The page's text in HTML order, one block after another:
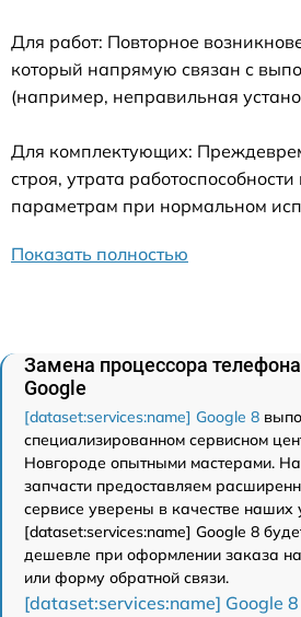
Для работ: Повторное
который напрямую связан с
(например, неправильная
Для комплектующих:
строя, утрата
параметрам при нормальном
Показать полностью
Замена процессора
Google
[dataset:services:name] Google 8
специализированном сервисном
Новгороде опытными мастерами.
запчасти предоставляем
сервисе уверены в качестве наших
[dataset:services:name] Google 8
дешевле при оформлении заказа
или форму обратной связи.
[dataset:services:name] Google 8